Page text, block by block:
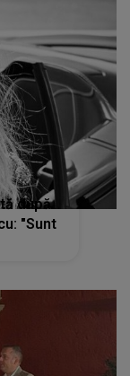
după
"Sunt